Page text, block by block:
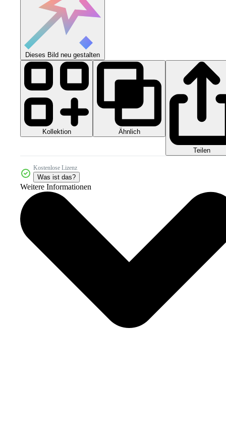
Dieses Bild neu gestalten
Kollektion Ähnlich
Teilen
Kostenlose Lizenz
Was ist das?
Weitere Informationen